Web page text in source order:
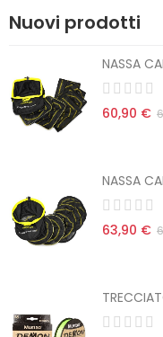
Nuovi prodotti
NASSA
60,90 €
NASSA
63,90 €